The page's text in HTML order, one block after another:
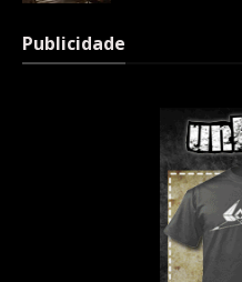
Publicidade